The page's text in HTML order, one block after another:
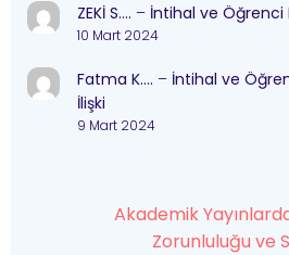
ZEKİ S…. – İntihal ve Öğrenci
10 Mart 2024
Fatma K…. – İntihal ve
İlişki
9 Mart 2024
Akademik
Zorunluluğu ve